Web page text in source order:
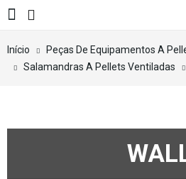
Início Peças De Equipamentos A
Salamandras A Pellets Ventiladas